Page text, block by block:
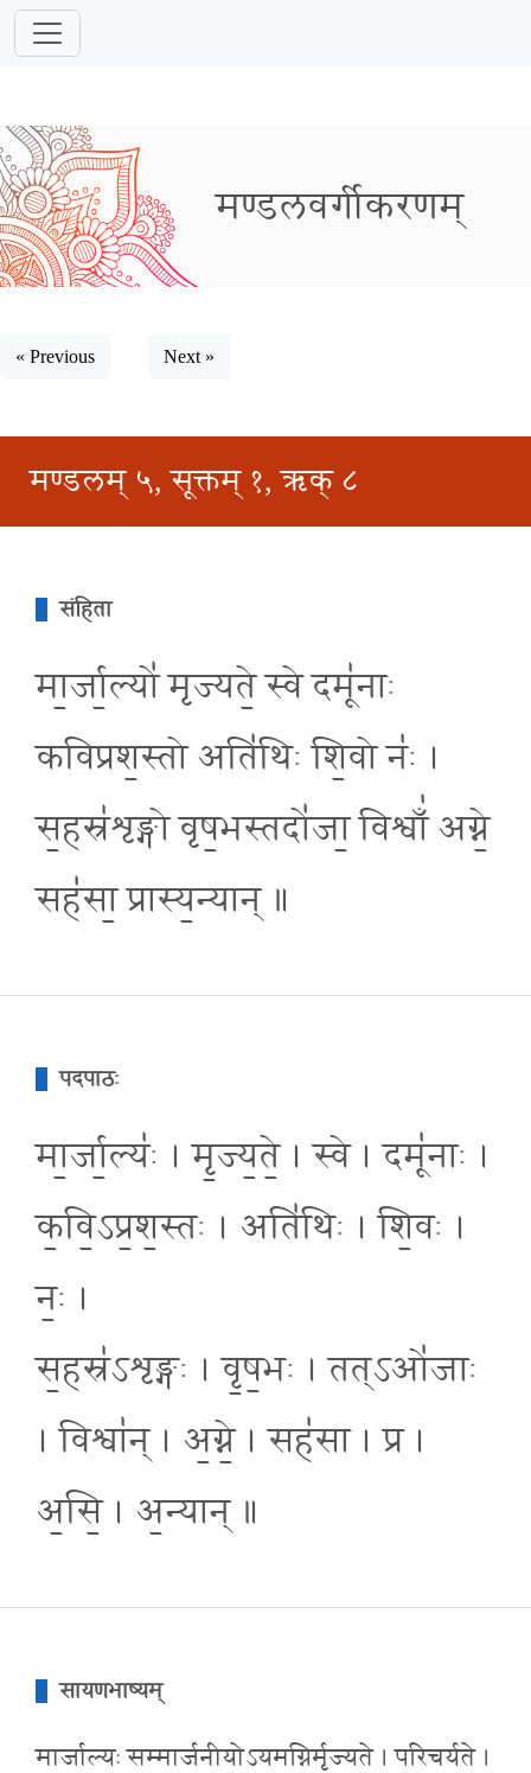
मण्डलवर्गीकरणम्
« Previous Next »
मण्डलम् ५, सूक्तम् १, ऋक् ८
संहिता
मा॒र्जा॒ल्यो॑ मृज्यते॒ स्वे दमू॑नाः
कविप्रश॒स्तो अति॑थिः शि॒वो नः॑ ।
स॒हस्र॑शृङ्गो वृष॒भस्तदो॑जा॒ विश्वाँ॑ अग्ने॒
सह॑सा॒ प्रास्य॒न्यान् ॥
पदपाठः
मा॒र्जा॒ल्यः॑ । मृ॒ज्य॒ते॒ । स्वे । दमू॑नाः ।
क॒वि॒ऽप्र॒श॒स्तः । अति॑थिः । शि॒वः ।
नः॒ ।
स॒हस्र॑ऽशृङ्गः । वृ॒ष॒भः । तत्ऽओ॑जाः
। विश्वा॑न् । अ॒ग्ने॒ । सह॑सा । प्र ।
अ॒सि॒ । अ॒न्यान् ॥
सायणभाष्यम्
मार्जाल्यः सम्मार्जनीयोऽयमग्निर्मृज्यते । परिचर्यते ।